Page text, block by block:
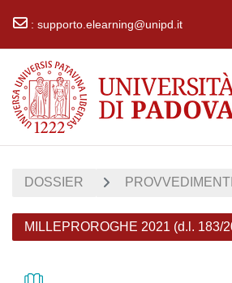
: supporto.elearning@unipd.it
DOSSIER
MILLEPROROGHE 2021 (d.l. 183/